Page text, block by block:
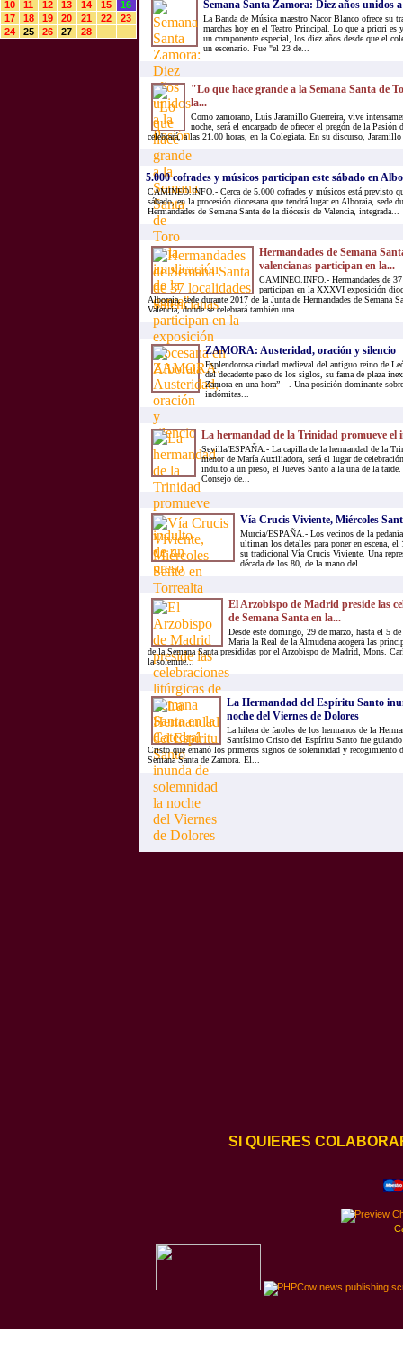
10
11 12 13 14 15
16
17
18 19 20 21 22
23
24
25 26 27 28
Semana Santa Zamora: Diez años unidos
La Banda de Música maestro Nacor Blanco ofrece su
marchas hoy en el Teatro Principal. Lo que a priori es
un componente especial, los diez años desde que el
un escenario. Fue "el 23 de...
"Lo que hace grande a la Semana Santa de
la...
Como zamorano, Luis Jaramillo Guerreira, vive
noche, será el encargado de ofrecer el pregón de la Pasión
celebrará, a las 21.00 horas, en la Colegiata. En su discurso,
5.000 cofrades y músicos participan este sábado en
CAMINEO.INFO.- Cerca de 5.000 cofrades y músicos está previsto
sábado, en la procesión diocesana que tendrá lugar en Alboraia, sede
Hermandades de Semana Santa de la diócesis de Valencia, integrada...
Hermandades de Semana
valencianas participan en la...
CAMINEO.INFO.- Hermandades de 37
participan en la XXXVI exposición
Alboraia, sede durante 2017 de la Junta de Hermandades de Semana
Valencia, donde se celebrará también una...
ZAMORA: Austeridad, oración y silencio
Esplendorosa ciudad medieval del antiguo reino de
del decadente paso de los siglos, su fama de plaza
Zamora en una hora”—. Una posición dominante
indómitas...
La hermandad de la Trinidad promueve el
Sevilla/ESPAÑA.- La capilla de la hermandad de la
menor de María Auxiliadora, será el lugar de
indulto a un preso, el Jueves Santo a la una de la
Consejo de...
Vía Crucis Viviente, Miércoles
Murcia/ESPAÑA.- Los vecinos de la
ultiman los detalles para poner en escena,
su tradicional Vía Crucis Viviente. Una
década de los 80, de la mano del...
El Arzobispo de Madrid preside las
de Semana Santa en la...
Desde este domingo, 29 de marzo, hasta el 5
María la Real de la Almudena acogerá las
de la Semana Santa presididas por el Arzobispo de Madrid, Mons.
la solemne...
La Hermandad del Espíritu Santo
noche del Viernes de Dolores
La hilera de faroles de los hermanos de la
Santísimo Cristo del Espíritu Santo fue
Cristo que emanó los primeros signos de solemnidad y recogimiento
Semana Santa de Zamora. El...
SI QUIERES